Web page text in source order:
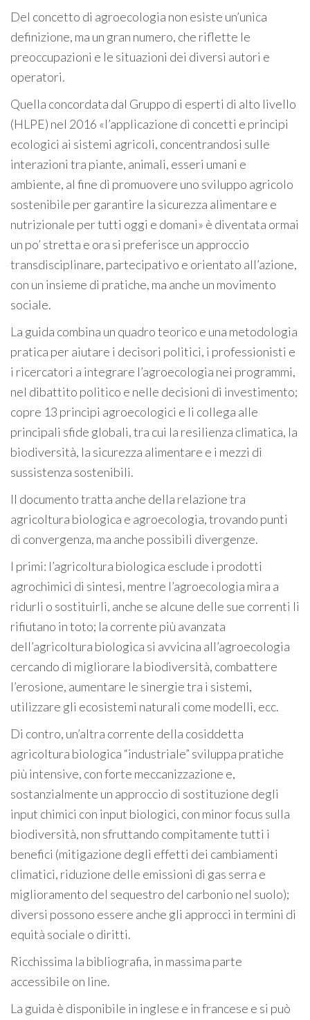
Del concetto di agroecologia non esiste un’unica
definizione, ma un gran numero, che riflette le
preoccupazioni e le situazioni dei diversi autori e
operatori.
Quella concordata dal Gruppo di esperti di alto livello
(HLPE) nel 2016 «l’applicazione di concetti e principi
ecologici ai sistemi agricoli, concentrandosi sulle
interazioni tra piante, animali, esseri umani e
ambiente, al fine di promuovere uno sviluppo agricolo
sostenibile per garantire la sicurezza alimentare e
nutrizionale per tutti oggi e domani» è diventata ormai
un po’ stretta e ora si preferisce un approccio
transdisciplinare, partecipativo e orientato all’azione,
con un insieme di pratiche, ma anche un movimento
sociale.
La guida combina un quadro teorico e una metodologia
pratica per aiutare i decisori politici, i professionisti e
i ricercatori a integrare l’agroecologia nei programmi,
nel dibattito politico e nelle decisioni di investimento;
copre 13 principi agroecologici e li collega alle
principali sfide globali, tra cui la resilienza climatica, la
biodiversità, la sicurezza alimentare e i mezzi di
sussistenza sostenibili.
Il documento tratta anche della relazione tra
agricoltura biologica e agroecologia, trovando punti
di convergenza, ma anche possibili divergenze.
I primi: l’agricoltura biologica esclude i prodotti
agrochimici di sintesi, mentre l’agroecologia mira a
ridurli o sostituirli, anche se alcune delle sue correnti li
rifiutano in toto; la corrente più avanzata
dell’agricoltura biologica si avvicina all’agroecologia
cercando di migliorare la biodiversità, combattere
l’erosione, aumentare le sinergie tra i sistemi,
utilizzare gli ecosistemi naturali come modelli, ecc.
Di contro, un’altra corrente della cosiddetta
agricoltura biologica “industriale” sviluppa pratiche
più intensive, con forte meccanizzazione e,
sostanzialmente un approccio di sostituzione degli
input chimici con input biologici, con minor focus sulla
biodiversità, non sfruttando compitamente tutti i
benefici (mitigazione degli effetti dei cambiamenti
climatici, riduzione delle emissioni di gas serra e
miglioramento del sequestro del carbonio nel suolo);
diversi possono essere anche gli approcci in termini di
equità sociale o diritti.
Ricchissima la bibliografia, in massima parte
accessibile on line.
La guida è disponibile in inglese e in francese e si può